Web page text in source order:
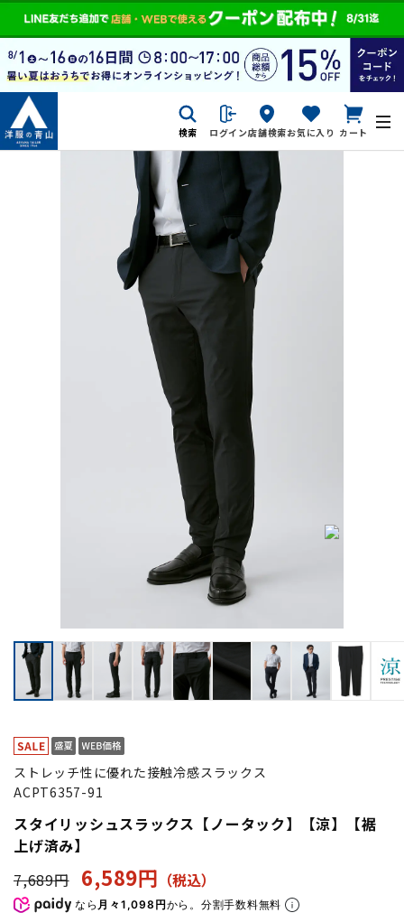
検索 ログイン店舗検索お気に入り カート
ストレッチ性に優れた接触冷感スラックス
ACPT6357-91
スタイリッシュスラックス【ノータック】【涼】【裾
上げ済み】
7,689円 6,589円
なら 月々1,098円から。分割手数料無料